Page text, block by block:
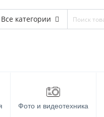
Все категории
Фото и видеотехника